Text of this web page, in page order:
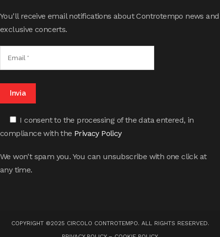
You'll receive email notifications about Controtempo news and
exclusive concerts.
I consent to the processing of the data entered, in
compliance with the Privacy Policy
We won't spam you. You can unsubscribe with one click at
any time.
COPYRIGHT ©2025 CIRCOLO CONTROTEMPO. ALL RIGHTS RESERVED.